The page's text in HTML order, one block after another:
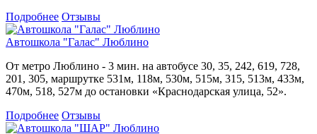
Подробнее Отзывы
Автошкола "Галас" Люблино
От метро Люблино - 3 мин. на автобусе 30, 35, 242, 619, 728,
201, 305, маршрутке 531м, 118м, 530м, 515м, 315, 513м, 433м,
470м, 518, 527м до остановки «Краснодарская улица, 52».
Подробнее Отзывы